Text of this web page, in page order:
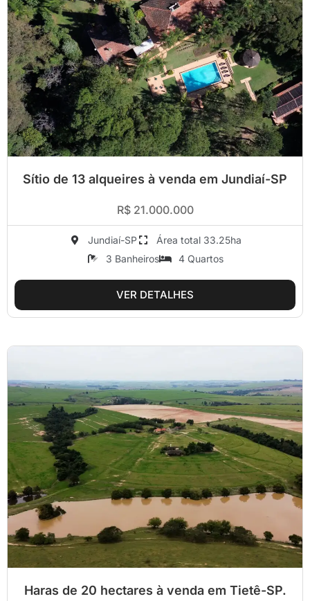
Sítio de 13 alqueires à venda em Jundiaí-SP
R$ 21.000.000
Jundiaí-SP
Área total 33.25ha
3 Banheiros
4 Quartos
VER DETALHES
Haras de 20 hectares à venda em Tietê-SP.